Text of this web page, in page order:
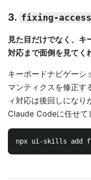
3. fixing-
見た目だけでなく、キ
対応まで面倒を見てく
キーボードナビゲーシ
マンティクスを修正す
ィ対応は後回しにな
Claude Codeに任せて